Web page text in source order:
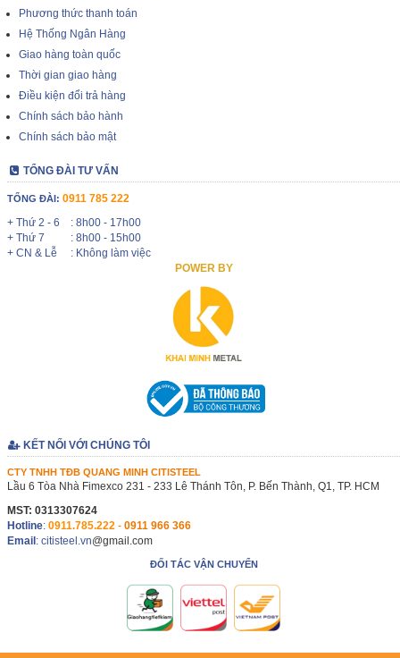
Phương thức thanh toán
Hệ Thống Ngân Hàng
Giao hàng toàn quốc
Thời gian giao hàng
Điều kiện đổi trả hàng
Chính sách bảo hành
Chính sách bảo mật
TỔNG ĐÀI TƯ VẤN
TỔNG ĐÀI: 0911 785 222
+ Thứ 2 - 6
: 8h00 - 17h00
+ Thứ 7
: 8h00 - 15h00
+ CN & Lễ
: Không làm việc
POWER BY
KẾT NỐI VỚI CHÚNG TÔI
CTY TNHH TĐB QUANG MINH CITISTEEL
Lầu 6 Tòa Nhà Fimexco 231 - 233 Lê Thánh Tôn, P. Bến Thành, Q1, TP. HCM
MST: 0313307624
Hotline: 0911.785.222 - 0911 966 366
Email: citisteel.vn@gmail.com
ĐỐI TÁC VẬN CHUYỂN